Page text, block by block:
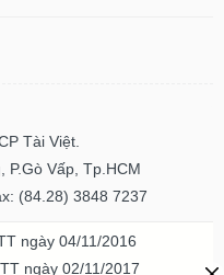
Tài Việt.
P.Gò Vấp, Tp.HCM
(84.28) 3848 7237
ngày 04/11/2016
ngày 02/11/2017